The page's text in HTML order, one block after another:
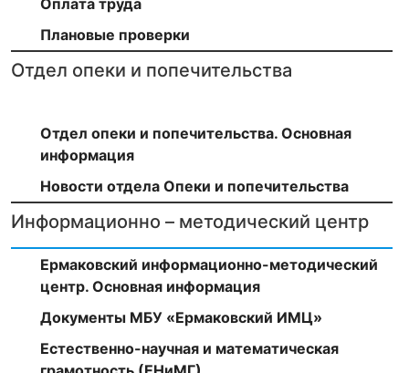
Плановые проверки
Отдел опеки и попечительства
Отдел опеки и попечительства. Основная
информация
Новости отдела Опеки и попечительства
Информационно – методический центр
Ермаковский информационно-методический
центр. Основная информация
Документы МБУ «Ермаковский ИМЦ»
Естественно-научная и математическая